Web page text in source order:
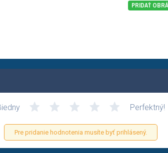
PRIDAŤ
Perfektný!
Pre pridanie hodnotenia musíte byť prihlásený.